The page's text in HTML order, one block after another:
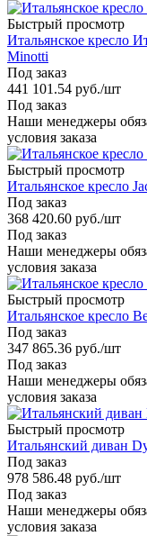
Быстрый просмотр
Итальянское кресло
Minotti
Под заказ
441 101.54 руб./шт
Под заказ
Наши менеджеры
условия заказа
Быстрый просмотр
Итальянское кресло
Под заказ
368 420.60 руб./шт
Под заказ
Наши менеджеры
условия заказа
Быстрый просмотр
Итальянское кресло
Под заказ
347 865.36 руб./шт
Под заказ
Наши менеджеры
условия заказа
Быстрый просмотр
Итальянский диван
Под заказ
978 586.48 руб./шт
Под заказ
Наши менеджеры
условия заказа